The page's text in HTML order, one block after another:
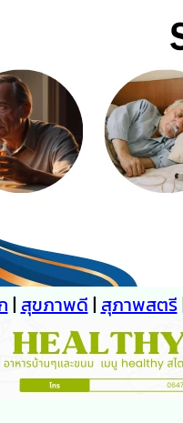
|สุขภาพดี|สุภาพสตรี